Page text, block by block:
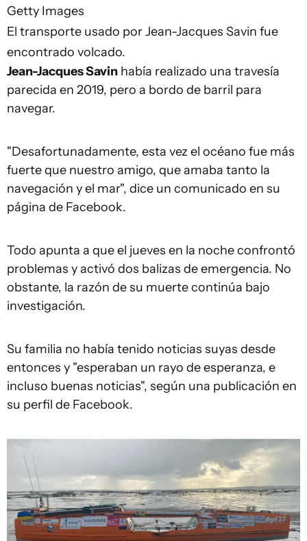
Getty Images
El transporte usado por Jean-Jacques Savin fue
encontrado volcado.
Jean-Jacques Savin había realizado una travesía
parecida en 2019, pero a bordo de barril para
navegar.
"Desafortunadamente, esta vez el océano fue más
fuerte que nuestro amigo, que amaba tanto la
navegación y el mar", dice un comunicado en su
página de Facebook.
Todo apunta a que el jueves en la noche confrontó
problemas y activó dos balizas de emergencia. No
obstante, la razón de su muerte continúa bajo
investigación.
Su familia no había tenido noticias suyas desde
entonces y "esperaban un rayo de esperanza, e
incluso buenas noticias", según una publicación en
su perfil de Facebook.